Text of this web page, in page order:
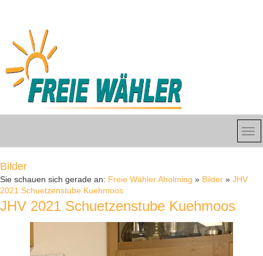
Bilder
Sie schauen sich gerade an: Freie Wähler Aholming » Bilder » JHV
2021 Schuetzenstube Kuehmoos
JHV 2021 Schuetzenstube Kuehmoos